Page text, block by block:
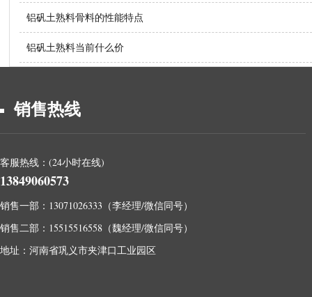
铝矾土熟料骨料的性能特点
铝矾土熟料当前什么价
销售热线
客服热线：(24小时在线)
13849060573
销售一部：13071026333（李经理/微信同号）
销售二部：15515516558（魏经理/微信同号）
地址：河南省巩义市夹津口工业园区